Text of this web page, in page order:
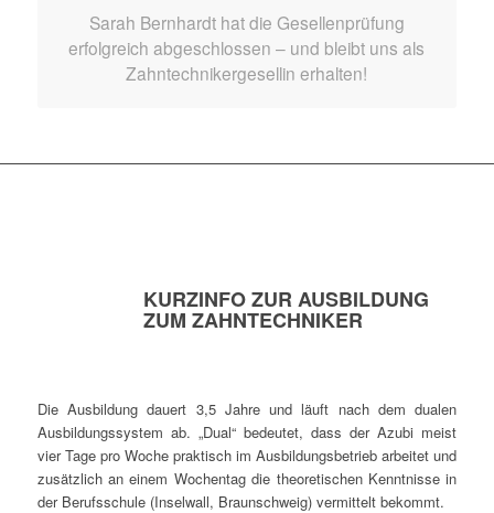
Sarah Bernhardt hat die Gesellenprüfung
erfolgreich abgeschlossen – und bleibt uns als
Zahntechnikergesellin erhalten!
KURZINFO ZUR AUSBILDUNG
ZUM ZAHNTECHNIKER
Die Ausbildung dauert 3,5 Jahre und läuft nach dem dualen
Ausbildungssystem ab. „Dual“ bedeutet, dass der Azubi meist
vier Tage pro Woche praktisch im Ausbildungsbetrieb arbeitet und
zusätzlich an einem Wochentag die theoretischen Kenntnisse in
der Berufsschule (Inselwall, Braunschweig) vermittelt bekommt.